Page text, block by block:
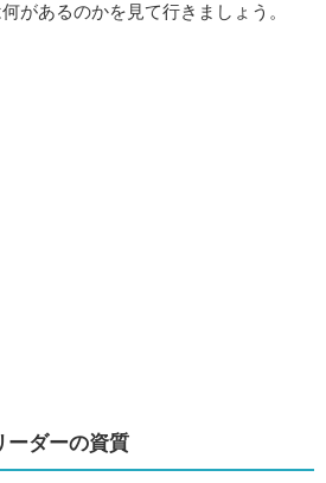
があるのかを見て行きましょう。
ーダーの資質